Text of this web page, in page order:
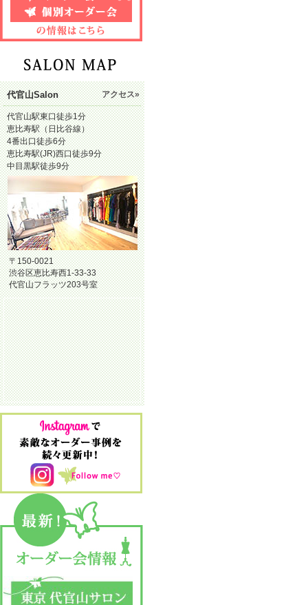
代官山Salon アクセス»
代官山駅東口徒歩1分
恵比寿駅（日比谷線）
4番出口徒歩6分
恵比寿駅(JR)西口徒歩9分
中目黒駅徒歩9分
〒150-0021
渋谷区恵比寿西1-33-33
代官山フラッツ203号室